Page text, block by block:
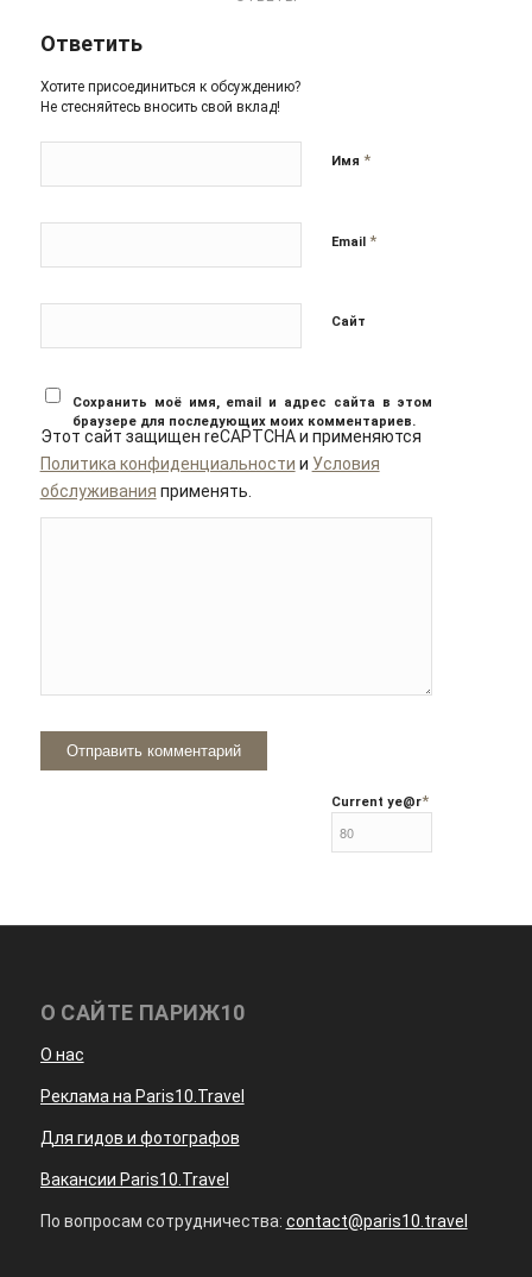
Ответить
Хотите присоединиться к обсуждению?
Не стесняйтесь вносить свой вклад!
Имя *
Email *
Сайт
Сохранить моё имя, email и адрес сайта в этом
браузере для последующих моих комментариев.
Этот сайт защищен reCAPTCHA и применяются
Политика конфиденциальности и Условия
обслуживания применять.
Current ye@r*
О САЙТЕ ПАРИЖ10
О нас
Реклама на Paris10.Travel
Для гидов и фотографов
Вакансии Paris10.Travel
По вопросам сотрудничества: contact@paris10.travel